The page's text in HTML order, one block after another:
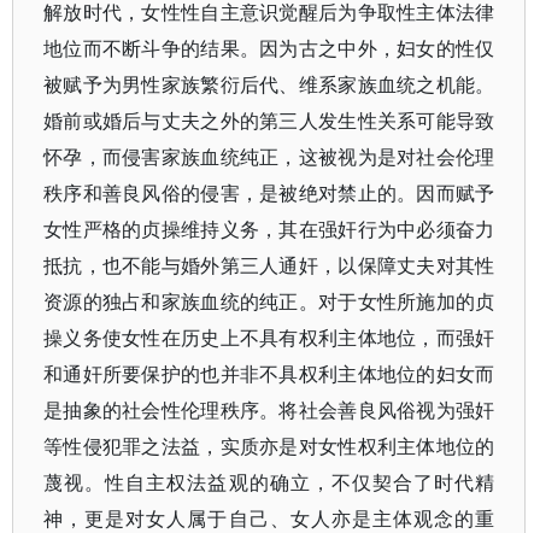
解放时代，女性性自主意识觉醒后为争取性主体法律
地位而不断斗争的结果。因为古之中外，妇女的性仅
被赋予为男性家族繁衍后代、维系家族血统之机能。
婚前或婚后与丈夫之外的第三人发生性关系可能导致
怀孕，而侵害家族血统纯正，这被视为是对社会伦理
秩序和善良风俗的侵害，是被绝对禁止的。因而赋予
女性严格的贞操维持义务，其在强奸行为中必须奋力
抵抗，也不能与婚外第三人通奸，以保障丈夫对其性
资源的独占和家族血统的纯正。对于女性所施加的贞
操义务使女性在历史上不具有权利主体地位，而强奸
和通奸所要保护的也并非不具权利主体地位的妇女而
是抽象的社会性伦理秩序。将社会善良风俗视为强奸
等性侵犯罪之法益，实质亦是对女性权利主体地位的
蔑视。性自主权法益观的确立，不仅契合了时代精
神，更是对女人属于自己、女人亦是主体观念的重